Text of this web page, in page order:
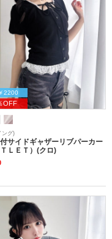
2200
OFF
ング)
サイドギャザーリブパーカー
ＴＬＥＴ）(クロ)